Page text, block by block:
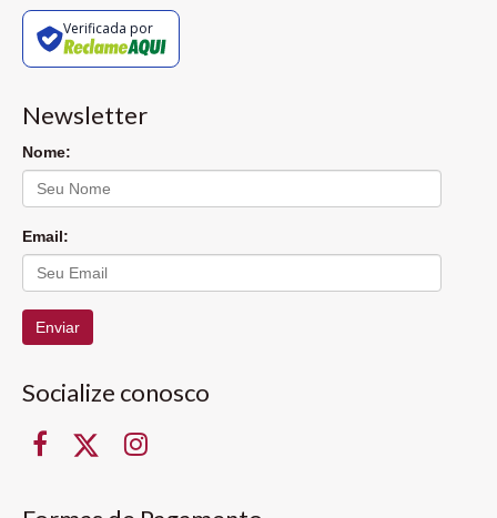
Verificada por
Newsletter
Nome:
Email:
Enviar
Socialize conosco